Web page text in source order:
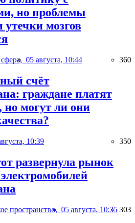
но проблемы
утечки мозгов
05 августа, 10:44 360
счёт
граждане платят
но могут ли они
10:39 350
развернула рынок
пространство, 05 августа, 10:35 303